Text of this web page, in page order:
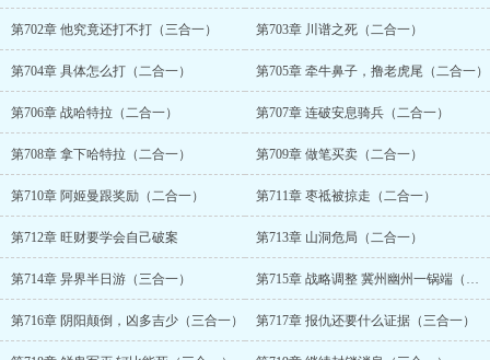
第702章 他究竟还打不打（三合一） 第703章 川谱之死（二合一）
第704章 具体怎么打（二合一） 第705章 牵牛鼻子，撸老虎尾（二合一）
第706章 战哈特拉（二合一） 第707章 连破安息骑兵（二合一）
第708章 拿下哈特拉（二合一） 第709章 做笔买卖（二合一）
第710章 阿姬曼跟奖励（二合一） 第711章 枣祗被掠走（二合一）
第712章 旺财要学会自己破案 第713章 山洞危局（二合一）
第714章 异界半日游（三合一） 第715章 战略调整 冀州幽州一锅端（三合一）
第716章 阴阳颠倒，凶多吉少（三合一） 第717章 报仇还要什么证据（三合一）